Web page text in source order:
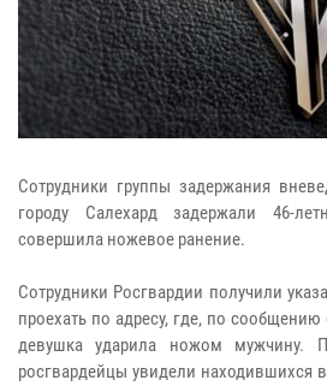
Сотрудники группы задержания
городу Салехард задержали 46-
совершила ножевое ранение.
Сотрудники Росгвардии получили
проехать по адресу, где, по
девушка ударила ножом мужчину.
росгвардейцы увидели находившихся